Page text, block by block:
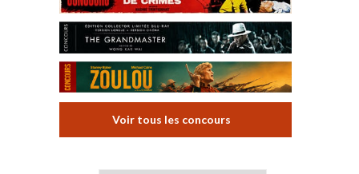
Voir tous les concours